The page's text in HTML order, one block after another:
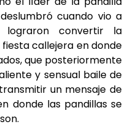
cuando vio a
convertir la
callejera en donde
que posteriormente
y sensual baile de
un mensaje de
donde las pandillas se